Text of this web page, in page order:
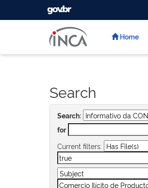
GOVBR
Home
Search
Search:
for
Current filters: